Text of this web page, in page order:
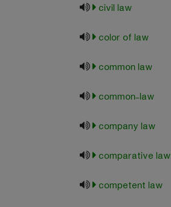
civil law
color of law
common law
common-law
company law
comparative law
competent law